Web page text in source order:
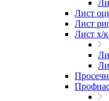
Лист
Лист
Лист х/к